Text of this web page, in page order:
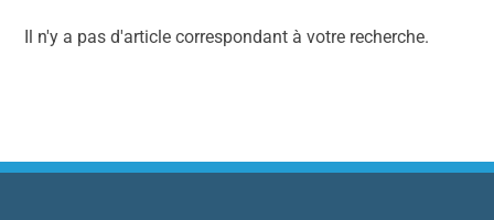
Il n'y a pas d'article correspondant à votre recherche.